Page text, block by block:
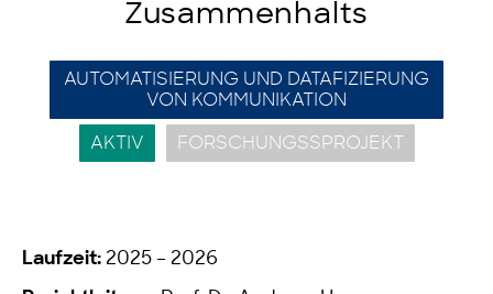
Zusammenhalts
AUTOMATISIERUNG UND DATAFIZIERUNG
VON KOMMUNIKATION
AKTIV FORSCHUNGSSPROJEKT
Laufzeit: 2025 – 2026